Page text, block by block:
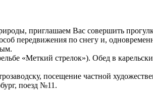
приглашаем Вас совершить
передвижения по снегу и,
«Меткий стрелок»). Обед в
посещение частной
поезд №11.